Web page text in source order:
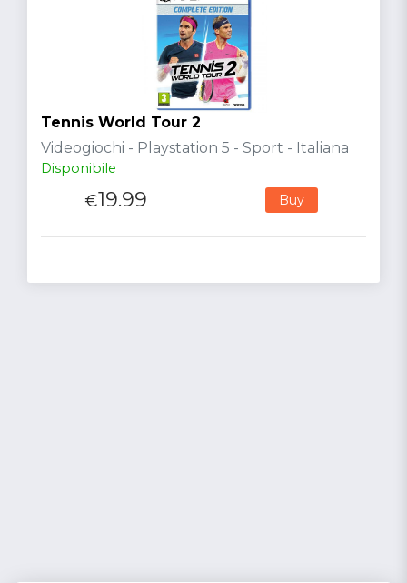
Tennis World Tour 2
Videogiochi - Playstation 5 - Sport - Italiana
Disponibile
€19.99 Buy